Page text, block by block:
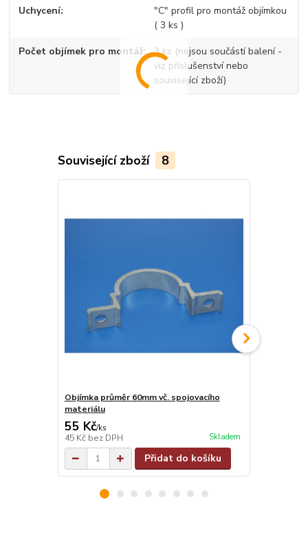
Uchycení
"C" profil pro montáž objímkou
( 3 ks )
Počet objímek pro montáž
3 ks (nejsou součástí balení -
viz příslušenství nebo
související zboží)
Související zboží 8
Objímka průměr 60mm vč. spojovacího
materiálu
55 Kč/ks
45 Kč bez DPH Skladem
Přidat do košíku